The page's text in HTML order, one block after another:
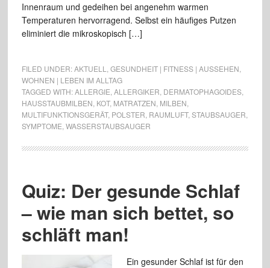
Innenraum und gedeihen bei angenehm warmen
Temperaturen hervorragend. Selbst ein häufiges Putzen
eliminiert die mikroskopisch […]
FILED UNDER:AKTUELL GESUNDHEIT | FITNESS | AUSSEHEN
WOHNEN | LEBEN IM ALLTAG
TAGGED WITH:ALLERGIE ALLERGIKER DERMATOPHAGOIDES,
HAUSSTAUBMILBEN KOT, MATRATZEN MILBEN
MULTIFUNKTIONSGERÄT, POLSTER RAUMLUFT, STAUBSAUGER
SYMPTOME WASSERSTAUBSAUGER
Quiz: Der gesunde Schlaf
– wie man sich bettet, so
schläft man!
Ein gesunder Schlaf ist für den